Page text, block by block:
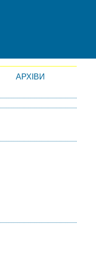
АРХІВИ